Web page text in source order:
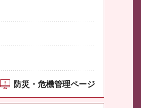
防災・危機管理ページ